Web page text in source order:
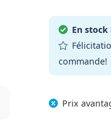
En stock
commande!
Prix